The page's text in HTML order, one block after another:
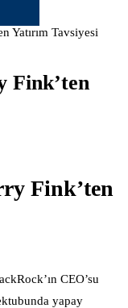
Yatırım Tavsiyesi
Fink’ten
Fink’ten
CEO’su
yapay